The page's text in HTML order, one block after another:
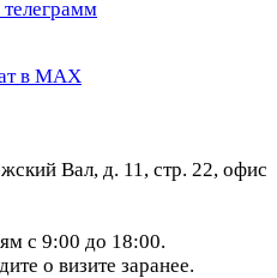
телеграмм
в МАХ
Вал, д. 11, стр. 22, офис
с 9:00 до 18:00.
о визите заранее.